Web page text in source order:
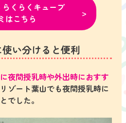
くらくキューブ
はこちら
い分けると便利
夜間授乳時や外出時におすす
ゾート葉山でも夜間授乳時に
でした。